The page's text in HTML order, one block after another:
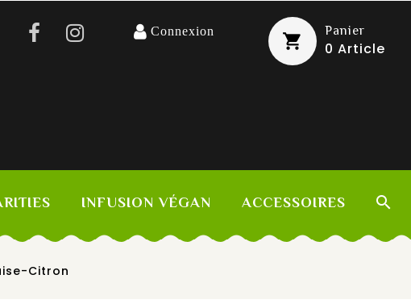
Connexion Panier
0 Article
INFUSION VÉGAN ACCESSOIRES 
Citron